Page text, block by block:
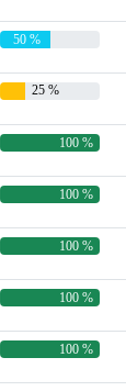
50 %
25 %
100 %
100 %
100 %
100 %
100 %